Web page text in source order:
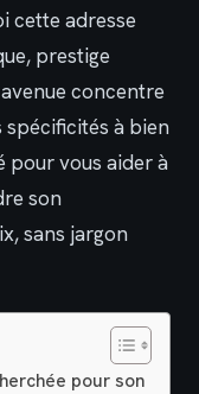
cette adresse
prestige
concentre
à bien
pour vous aider à
son
sans jargon
pour son